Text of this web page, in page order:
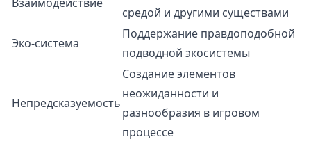
средой и другими существами
Эко-система
Поддержание правдоподобной
подводной экосистемы
Непредсказуемость
Создание элементов
неожиданности и
разнообразия в игровом
процессе